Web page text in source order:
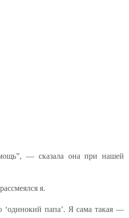
— сказала она при нашей
я.
‘одинокий папа’. Я сама такая —